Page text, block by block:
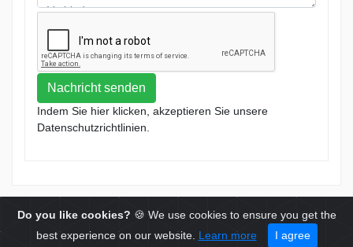
Nachricht senden
Indem Sie hier klicken, akzeptieren Sie unsere
Datenschutzrichtlinien.
unsere AGB
Datenschutz
© 2019 ACR Autohandel
Do you like cookies? 🍪 We use cookies to ensure you get the
best experience on our website. Learn more I agree